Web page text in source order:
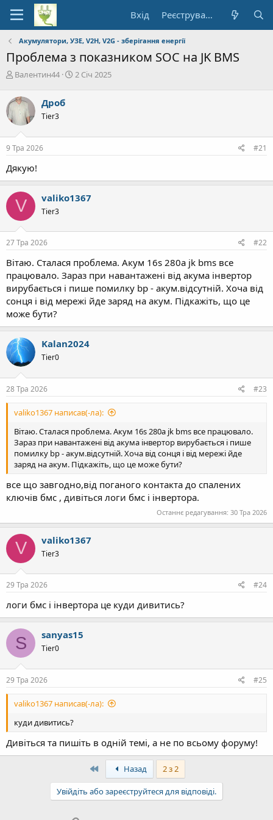
Вхід Реєстрування
Акумулятори, УЗЕ, V2H, V2G - зберігання енергії
Проблема з показником SOC на JK BMS
А
т
о
р
т
е
м
Валентин44
Д
ч
у
2 Січ 2025
Дроб
Tier3
9 Тра 2026 #21
Дякую!
V valiko1367
Tier3
27 Тра 2026 #22
Вітаю. Сталася проблема. Акум 16s 280a jk bms все
працювало. Зараз при навантажені від акума інвертор
вирубається і пише помилку bp - акум.відсутній. Хоча від
сонця і від мережі йде заряд на акум. Підкажіть, що це
може бути?
Kalan2024
Tier0
28 Тра 2026 #23
valiko1367 написав(-ла):
Вітаю. Сталася проблема. Акум 16s 280a jk bms все працювало.
Зараз при навантажені від акума інвертор вирубається і пише
помилку bp - акум.відсутній. Хоча від сонця і від мережі йде
заряд на акум. Підкажіть, що це може бути?
все що завгодно,від поганого контакта до спалених
ключів бмс , дивіться логи бмс і інвертора.
Останнє редагування: 30 Тра 2026
V valiko1367
Tier3
29 Тра 2026 #24
логи бмс і інвертора це куди дивитись?
S sanyas15
Tier0
29 Тра 2026 #25
valiko1367 написав(-ла):
куди дивитись?
Дивіться та пишіть в одній темі, а не по всьому форуму!
First Назад 2 з 2
Увійдіть або зареєструйтеся для відповіді.